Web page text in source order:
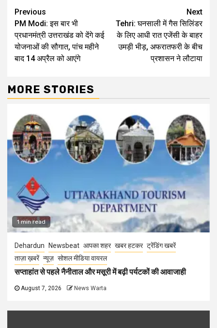
Continue
Reading
Previous
PM Modi: इस बार भी
प्रधानमंत्री उत्तराखंड को देंगे कई
योजनाओं की सौगात, पांच महीने
बाद 14 अप्रैल को आएंगे
Next
Tehri: घनसाली में गैस सिलिंडर
के लिए आधी रात एजेंसी के बाहर
उमड़ी भीड़, अफरातफरी के बीच
प्रशासन ने लौटाया
MORE STORIES
1 min read
Dehardun Newsbeat आपका शहर खबर हटकर ट्रेंडिंग खबरें
ताज़ा ख़बरें न्यूज़ सोशल मीडिया वायरल
सप्ताहांत से पहले नैनीताल और मसूरी में बढ़ी पर्यटकों की आवाजाही
August 7, 2026 News Warta